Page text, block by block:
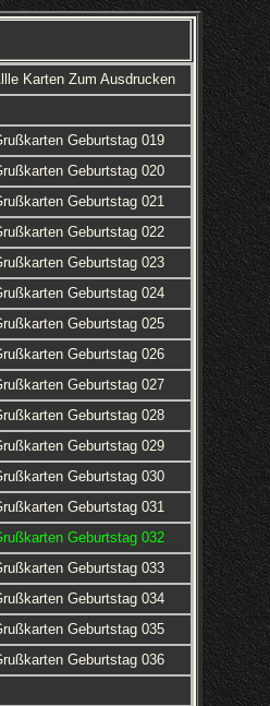
Karten Zum Ausdrucken
Geburtstag 019
Geburtstag 020
Geburtstag 021
Geburtstag 022
Geburtstag 023
Geburtstag 024
Geburtstag 025
Geburtstag 026
Geburtstag 027
Geburtstag 028
Geburtstag 029
Geburtstag 030
Geburtstag 031
Geburtstag 032
Geburtstag 033
Geburtstag 034
Geburtstag 035
Geburtstag 036